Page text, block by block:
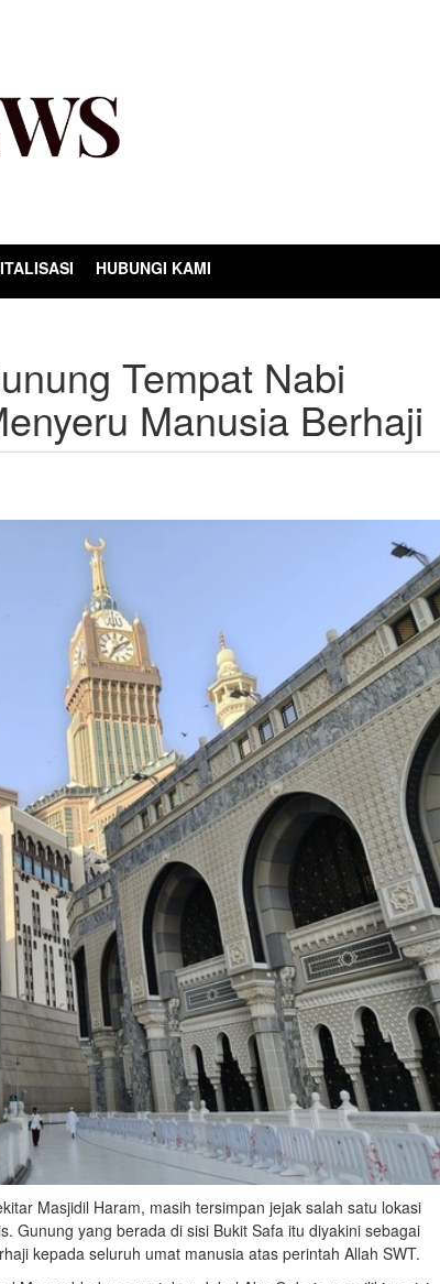
HUBUNGI KAMI
Tempat Nabi
Manusia Berhaji
Masjidil Haram, masih tersimpan jejak salah satu lokasi
. Gunung yang berada di sisi Bukit Safa itu diyakini sebagai
kepada seluruh umat manusia atas perintah Allah SWT.